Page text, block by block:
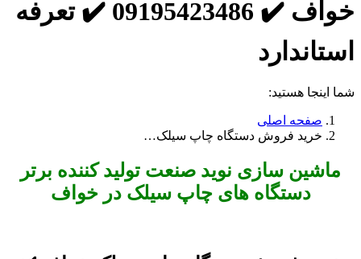
خواف ✔️ 09195423486 ✔️ تعرفه
استاندارد
شما اینجا هستید:
صفحه اصلی
خرید فروش دستگاه چاپ سیلک…
ماشین سازی نوید صنعت تولید کننده برتر
دستگاه های چاپ سیلک در خواف